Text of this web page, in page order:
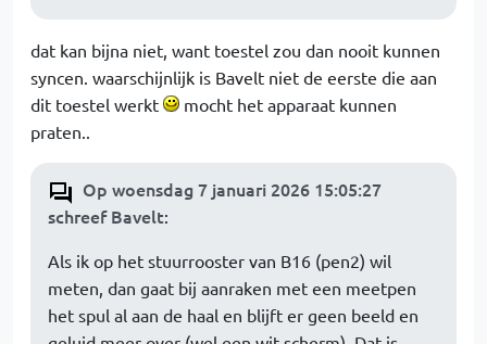
dat kan bijna niet, want toestel zou dan nooit kunnen
syncen. waarschijnlijk is Bavelt niet de eerste die aan
dit toestel werkt
mocht het apparaat kunnen
praten..
Op woensdag 7 januari 2026 15:05:27
schreef Bavelt:
Als ik op het stuurrooster van B16 (pen2) wil
meten, dan gaat bij aanraken met een meetpen
het spul al aan de haal en blijft er geen beeld en